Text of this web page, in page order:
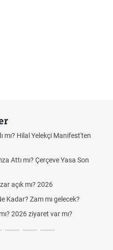
mı? Hilal Yelekçi Manifest'ten
Attı mı? Çerçeve Yasa Son
açık mı? 2026
Kadar? Zam mı gelecek?
2026 ziyaret var mı?